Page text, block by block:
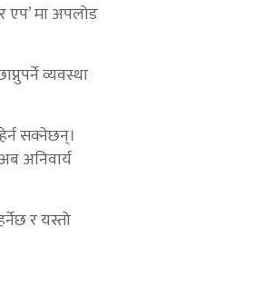
एप’ मा अपलोड
व्यवस्था
सक्नेछन्।
अनिवार्य
र यस्तो